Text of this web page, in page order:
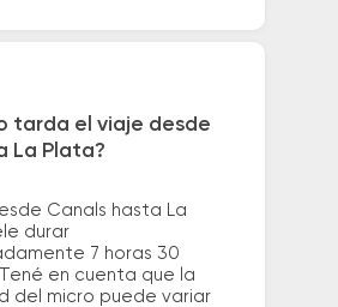
tarda el viaje desde
La Plata?
Canals hasta La
durar
7 horas 30
en cuenta que la
del micro puede variar